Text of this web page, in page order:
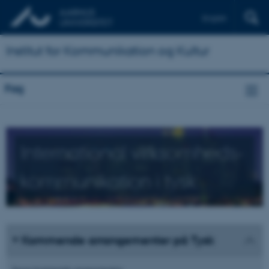
Institut for Kommunikation og Kultur
Fag
Kommende arrangementer på Tysk